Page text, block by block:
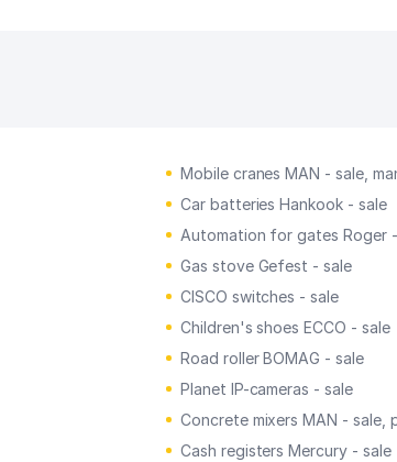
Mobile cranes MAN - sale,
Car batteries Hankook - sale
Automation for gates Roger
Gas stove Gefest - sale
CISCO switches - sale
Children's shoes ECCO - sale
Road roller BOMAG - sale
Planet IP-cameras - sale
Concrete mixers MAN - sale,
Cash registers Mercury - sale